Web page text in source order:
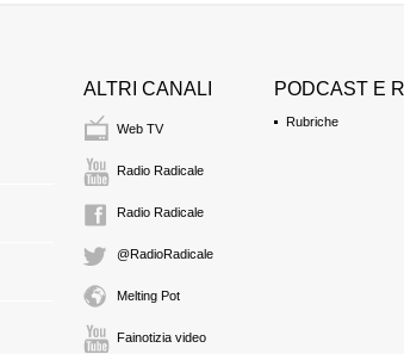
ALTRI CANALI
Web TV
Radio Radicale
Radio Radicale
@RadioRadicale
Melting Pot
Fainotizia video
PODCAST E
Rubriche